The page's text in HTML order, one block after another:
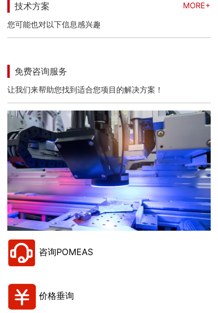
技术方案
MORE+
您可能也对以下信息感兴趣
免费咨询服务
让我们来帮助您找到适合您项目的解决方案！
咨询POMEAS
价格垂询